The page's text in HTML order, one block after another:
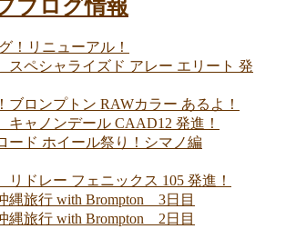
ブログ情報
！リニューアル！
スペシャライズド アレー エリート 発
ブロンプトン RAWカラー あるよ！
キャノンデール CAAD12 発進！
ード ホイール祭り！シマノ編
リドレー フェニックス 105 発進！
縄旅行 with Brompton 3日目
縄旅行 with Brompton 2日目